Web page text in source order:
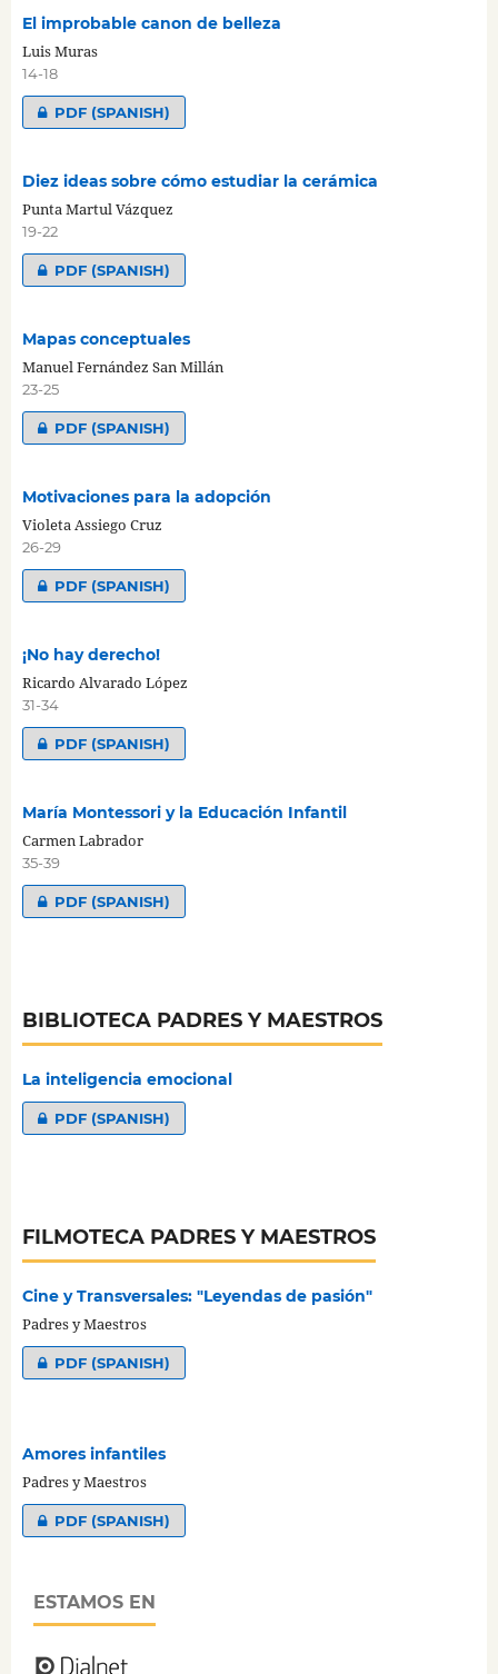
El improbable canon de belleza
Luis Muras
14-18
PDF (SPANISH)
Diez ideas sobre cómo estudiar la cerámica
Punta Martul Vázquez
19-22
PDF (SPANISH)
Mapas conceptuales
Manuel Fernández San Millán
23-25
PDF (SPANISH)
Motivaciones para la adopción
Violeta Assiego Cruz
26-29
PDF (SPANISH)
¡No hay derecho!
Ricardo Alvarado López
31-34
PDF (SPANISH)
María Montessori y la Educación Infantil
Carmen Labrador
35-39
PDF (SPANISH)
BIBLIOTECA PADRES Y MAESTROS
La inteligencia emocional
PDF (SPANISH)
FILMOTECA PADRES Y MAESTROS
Cine y Transversales: "Leyendas de pasión"
Padres y Maestros
PDF (SPANISH)
Amores infantiles
Padres y Maestros
PDF (SPANISH)
ESTAMOS EN